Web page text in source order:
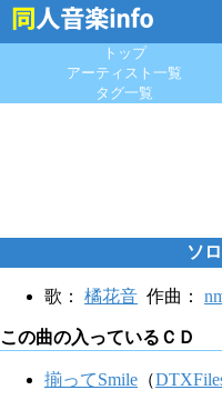
トップ
アーティスト一覧
タグ一覧
ソ
歌： 橘花音 作曲：
この曲の入っているＣＤ
揃ってSmile （